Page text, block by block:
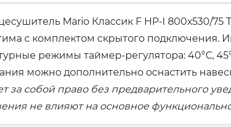
Mario Классик F НР-I 800х530/
с комплектом скрытого подключения.
режимы таймер-регулятора: 40°С,
можно дополнительно оснастить
за собой право без предварительного
не влияют на основное